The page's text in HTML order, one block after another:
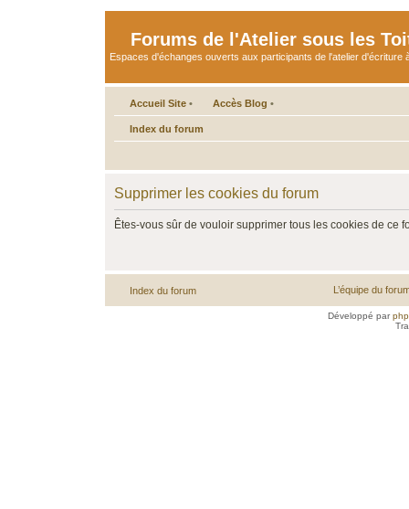
Forums de l'Atelier sous les
Espaces d'échanges ouverts aux participants de l'atelier d'écriture
Accueil Site • Accès Blog •
Index du forum
Supprimer les cookies du forum
Êtes-vous sûr de vouloir supprimer tous les cookies de ce
Index du forum L’équipe du
Développé par